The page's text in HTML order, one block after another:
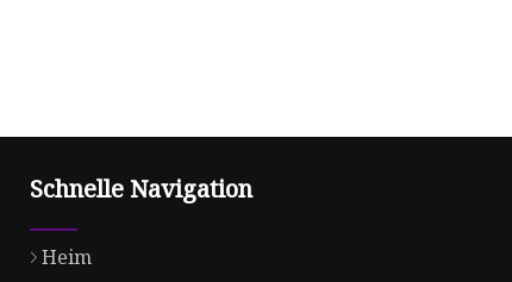
Schnelle Navigation
Heim